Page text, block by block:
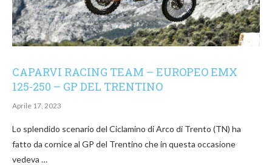
CAPARVI RACING TEAM – EUROPEO EMX
125-250 – GP DEL TRENTINO
Aprile 17, 2023
Lo splendido scenario del Ciclamino di Arco di Trento (TN) ha
fatto da cornice al GP del Trentino che in questa occasione
vedeva …